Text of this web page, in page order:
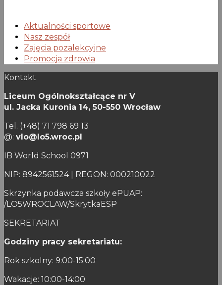
Aktualności sportowe
Nasz zespół
Zajęcia pozalekcyjne
Promocja zdrowia
Kontakt
Liceum Ogólnokształcące nr V
ul. Jacka Kuronia 14, 50-550 Wrocław
Tel. (+48) 71 798 69 13
@: vlo@lo5.wroc.pl
IB World School 0971
NIP: 8942561524 | REGON: 000210022
Skrzynka podawcza szkoły ePUAP:
/LO5WROCLAW/SkrytkaESP
SEKRETARIAT
Godziny pracy sekretariatu:
Rok szkolny: 9:00-15:00
Wakacje: 10:00-14:00